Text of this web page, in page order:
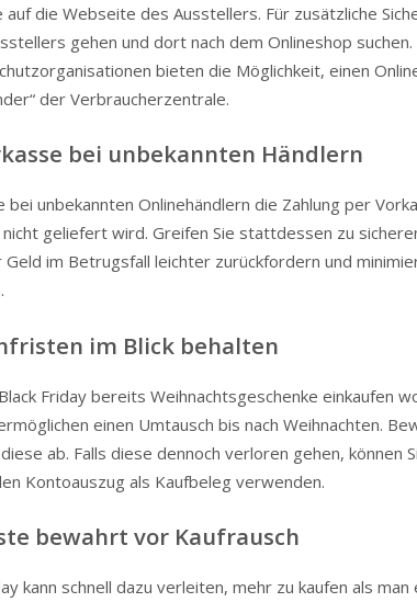
auf die Webseite des Ausstellers. Für zusätzliche
gehen und dort nach dem Onlineshop suchen.
bieten die Möglichkeit, einen
der Verbraucherzentrale.
bei unbekannten Händlern
bei unbekannten Onlinehändlern die Zahlung per
geliefert wird. Greifen Sie stattdessen zu
Geld im Betrugsfall leichter zurückfordern und
im Blick behalten
Friday bereits Weihnachtsgeschenke einkaufen
einen Umtausch bis nach Weihnachten.
ab. Falls diese dennoch verloren gehen, können
Kontoauszug als Kaufbeleg verwenden.
bewahrt vor Kaufrausch
kann schnell dazu verleiten, mehr zu kaufen als